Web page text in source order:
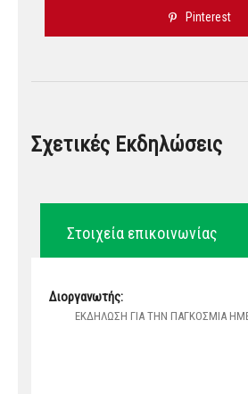
Pinterest
Σχετικές Εκδηλώσεις
Στοιχεία επικοινωνίας
Διοργανωτής:
ΕΚΔΗΛΩΣΗ ΓΙΑ ΤΗΝ ΠΑΓΚΟΣΜΙΑ